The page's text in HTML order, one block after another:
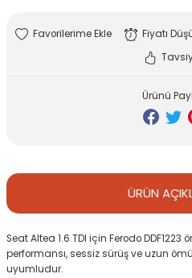
Fiyatı
Ürünü
ÜRÜN
Seat Altea 1.6 TDI için Ferodo DDF1223
performansı, sessiz sürüş ve uzun
uyumludur.